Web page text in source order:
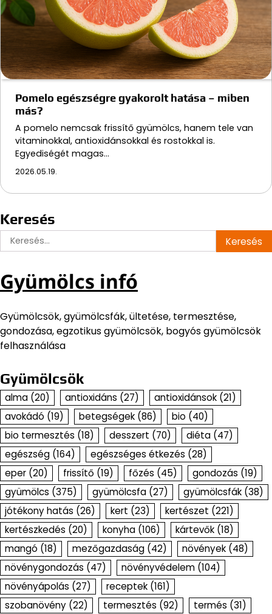
Pomelo egészségre gyakorolt hatása – miben
más?
A pomelo nemcsak frissítő gyümölcs, hanem tele van
vitaminokkal, antioxidánsokkal és rostokkal is.
Egyediségét magas…
2026.05.19.
Keresés
Keresés:
Gyümölcs infó
Gyümölcsök, gyümölcsfák, ültetése, termesztése,
gondozása, egzotikus gyümölcsök, bogyós gyümölcsök
felhasználása
Gyümölcsök
alma (20) antioxidáns (27) antioxidánsok (21)
avokádó (19) betegségek (86) bio (40)
bio termesztés (18) desszert (70) diéta (47)
egészség (164) egészséges étkezés (28)
eper (20) frissítő (19) főzés (45) gondozás (19)
gyümölcs (375) gyümölcsfa (27) gyümölcsfák (38)
jótékony hatás (26) kert (23) kertészet (221)
kertészkedés (20) konyha (106) kártevők (18)
mangó (18) mezőgazdaság (42) növények (48)
növénygondozás (47) növényvédelem (104)
növényápolás (27) receptek (161)
szobanövény (22) termesztés (92) termés (31)